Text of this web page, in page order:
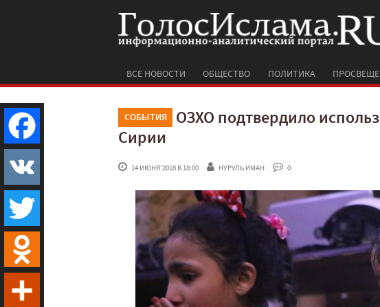
ВСЕ НОВОСТИ ОБЩЕСТВО ПОЛИТИКА
СОБЫТИЯ
ОЗХО подтвердило
Сирии
14 ИЮНЯ'2018 В 18:00 НУРУЛЬ ИМАН 0
Facebook
VK
Twitter
Odnoklassniki